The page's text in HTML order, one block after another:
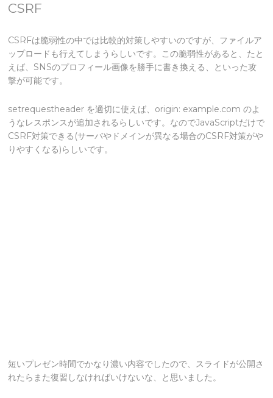
CSRF
CSRFは脆弱性の中では比較的対策しやすいのですが、ファイルア
ップロードも行えてしまうらしいです。この脆弱性があると、たと
えば、SNSのプロフィール画像を勝手に書き換える、といった攻
撃が可能です。
setrequestheader を適切に使えば、origin: example.com のよ
うなレスポンスが追加されるらしいです。なのでJavaScriptだけで
CSRF対策できる(サーバやドメインが異なる場合のCSRF対策がや
りやすくなる)らしいです。
短いプレゼン時間でかなり濃い内容でしたので、スライドが公開さ
れたらまた復習しなければいけないな、と思いました。